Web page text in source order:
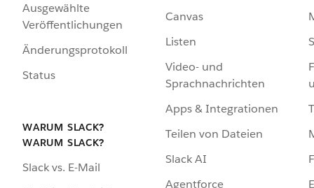
Ausgewählte
Veröffentlichungen
Änderungsprotokoll
Status
WARUM SLACK?
WARUM SLACK?
Slack vs. E-Mail
Canvas
Listen
Video- und
Sprachnachrichten
Apps & Integrationen
Teilen von Dateien
Slack AI
Agentforce